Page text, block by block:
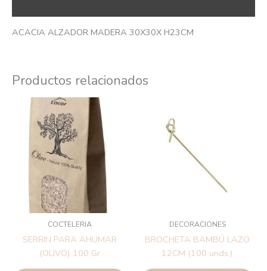
ACACIA ALZADOR MADERA 30X30X H23CM
Productos relacionados
COCTELERIA
SERRIN PARA AHUMAR
(OLIVO) 100 Gr
DECORACIONES
BROCHETA BAMBÚ LAZO
12CM (100 unds.)